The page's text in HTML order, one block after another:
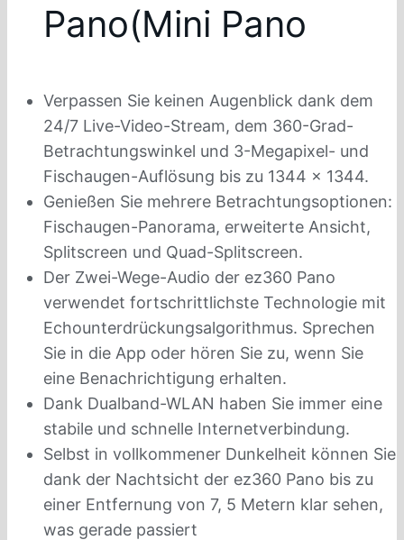
Pano(Mini Pano
Verpassen Sie keinen Augenblick dank dem
24/7 Live-Video-Stream, dem 360-Grad-
Betrachtungswinkel und 3-Megapixel- und
Fischaugen-Auflösung bis zu 1344 x 1344.
Genießen Sie mehrere Betrachtungsoptionen:
Fischaugen-Panorama, erweiterte Ansicht,
Splitscreen und Quad-Splitscreen.
Der Zwei-Wege-Audio der ez360 Pano
verwendet fortschrittlichste Technologie mit
Echounterdrückungsalgorithmus. Sprechen
Sie in die App oder hören Sie zu, wenn Sie
eine Benachrichtigung erhalten.
Dank Dualband-WLAN haben Sie immer eine
stabile und schnelle Internetverbindung.
Selbst in vollkommener Dunkelheit können Sie
dank der Nachtsicht der ez360 Pano bis zu
einer Entfernung von 7, 5 Metern klar sehen,
was gerade passiert